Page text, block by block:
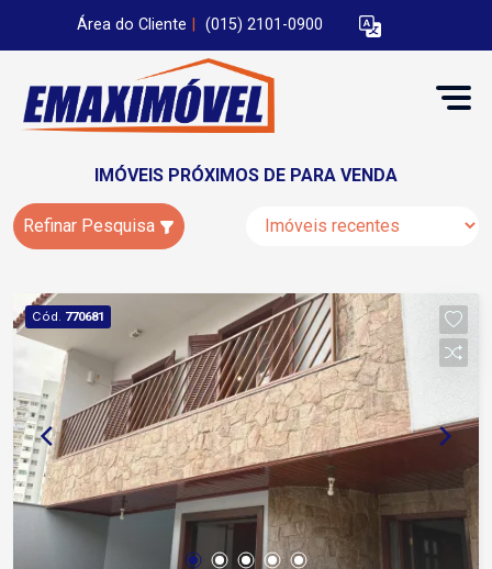
Área do Cliente (015) 2101-0900
IMÓVEIS PRÓXIMOS DE PARA VENDA
Refinar Pesquisa
Cód. 770681